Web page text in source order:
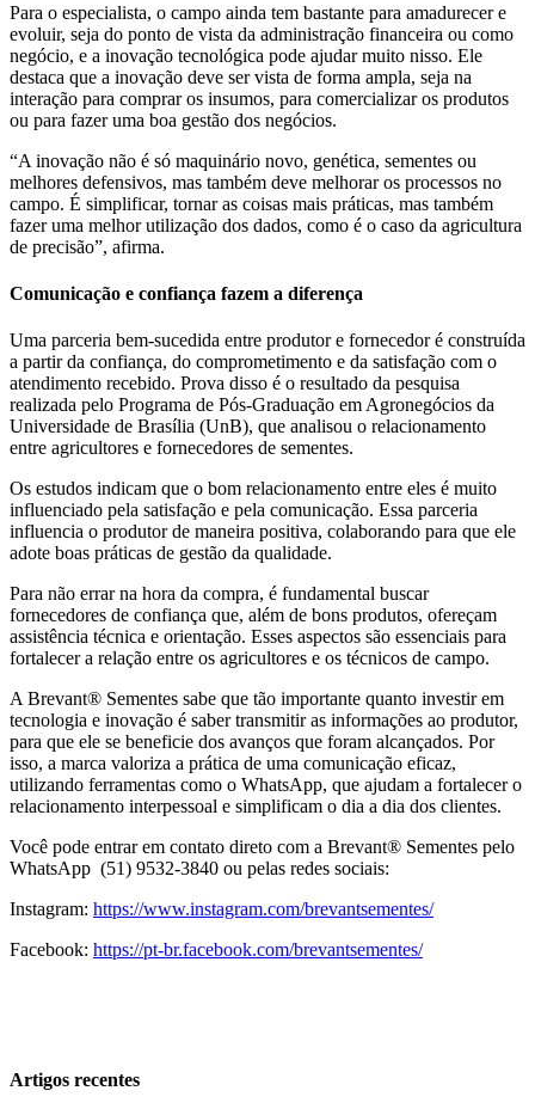
Para o especialista, o campo ainda tem bastante para amadurecer e
evoluir, seja do ponto de vista da administração financeira ou como
negócio, e a inovação tecnológica pode ajudar muito nisso. Ele
destaca que a inovação deve ser vista de forma ampla, seja na
interação para comprar os insumos, para comercializar os produtos
ou para fazer uma boa gestão dos negócios.
“A inovação não é só maquinário novo, genética, sementes ou
melhores defensivos, mas também deve melhorar os processos no
campo. É simplificar, tornar as coisas mais práticas, mas também
fazer uma melhor utilização dos dados, como é o caso da agricultura
de precisão”, afirma.
Comunicação e confiança fazem a diferença
Uma parceria bem-sucedida entre produtor e fornecedor é construída
a partir da confiança, do comprometimento e da satisfação com o
atendimento recebido. Prova disso é o resultado da pesquisa
realizada pelo Programa de Pós-Graduação em Agronegócios da
Universidade de Brasília (UnB), que analisou o relacionamento
entre agricultores e fornecedores de sementes.
Os estudos indicam que o bom relacionamento entre eles é muito
influenciado pela satisfação e pela comunicação. Essa parceria
influencia o produtor de maneira positiva, colaborando para que ele
adote boas práticas de gestão da qualidade.
Para não errar na hora da compra, é fundamental buscar
fornecedores de confiança que, além de bons produtos, ofereçam
assistência técnica e orientação. Esses aspectos são essenciais para
fortalecer a relação entre os agricultores e os técnicos de campo.
A Brevant® Sementes sabe que tão importante quanto investir em
tecnologia e inovação é saber transmitir as informações ao produtor,
para que ele se beneficie dos avanços que foram alcançados. Por
isso, a marca valoriza a prática de uma comunicação eficaz,
utilizando ferramentas como o WhatsApp, que ajudam a fortalecer o
relacionamento interpessoal e simplificam o dia a dia dos clientes.
Você pode entrar em contato direto com a Brevant® Sementes pelo
WhatsApp (51) 9532-3840 ou pelas redes sociais:
Instagram: https://www.instagram.com/brevantsementes/
Facebook: https://pt-br.facebook.com/brevantsementes/
Artigos recentes